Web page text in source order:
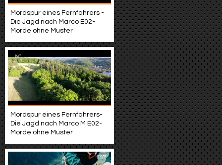
Mordspur eines Fernfahrers -
Die Jagd nach Marco E02-
Morde ohne Muster
Mordspur eines Fernfahrers-
Die Jagd nach Marco M E02-
Morde ohne Muster